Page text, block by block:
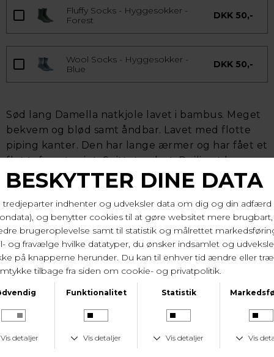
Fluffy Socks - Hyggesokker -
Forest
DKK 50,-
Wool Socks - Hyggesokker -
Blue
DKK 50,-
Sød lang Damella natkjole lavet i bambus. Meget
bekvem og blød samt åndbar. Lavet med flotte
piping kanter. Den har lange ærmer og har fået et
flot tofarvet print. Snittet er løst. Dejlig at hygge
lidt rundt i derhjemme og forlænger morgenen
lidt.
Længde på 124 cm og brystvidde på 2*59 cm i str.
44/xl.
95% bambus, 5% spandex. Vask 40 gr.
Varenr. 60117 080